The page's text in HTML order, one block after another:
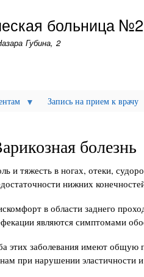
больница
Губина, 2
Запись на прием к врачу
болезнь
и тяжесть в ногах, отеки,
нижних
в области заднего
являются симптомами
этих заболевания имеют общую
при нарушении эластичности